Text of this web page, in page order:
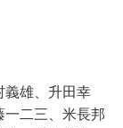
雄、升田幸
一二三、米長邦